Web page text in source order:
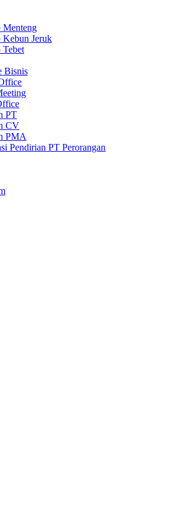
Menteng
Kebun Jeruk
Tebet
Bisnis
PT
CV
PMA
Pendirian PT Perorangan